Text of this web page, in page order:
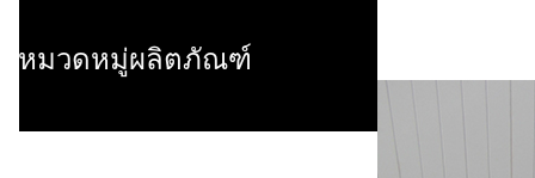
หมวดหมู่ผลิตภัณฑ์